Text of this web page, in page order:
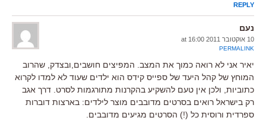
REPLY
נעם
10 אוקטובר 2011 at 16:00
PERMALINK
יאיר אני לא רואה כמוך את המצב. המפיצים חושבים,ובצדק, שהרוב
המוחץ של קהל היעד של ספייס קידס הוא ילדים שעוד לא למדו לקרוא
כתוביות, ולכן אין טעם להשקיע בהקרנות מתורגמות לסרט. דרך אגב
רק בישראל רואים בסרטים מדובבים מוצר לילדים: בארצות דוברות
ספרדית ורוסית כל (!) הסרטים מגיעים מדובבים.